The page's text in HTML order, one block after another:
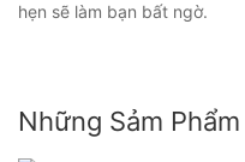
hẹn sẽ làm bạn bất ngờ.
Những Sảm